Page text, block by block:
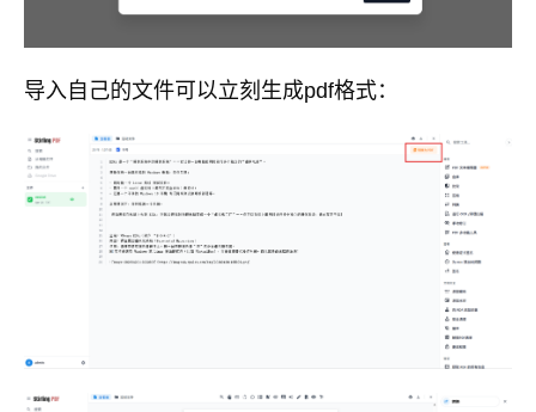
导入自己的文件可以立刻生成pdf格式：